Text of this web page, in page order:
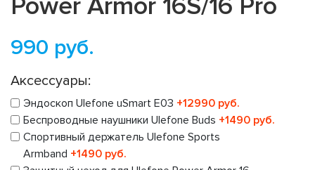
Power Armor 16S/16 Pro
990 руб.
Аксессуары:
Эндоскоп Ulefone uSmart E03 +12990 руб.
Беспроводные наушники Ulefone Buds +1490 руб.
Спортивный держатель Ulefone Sports
Armband +1490 руб.